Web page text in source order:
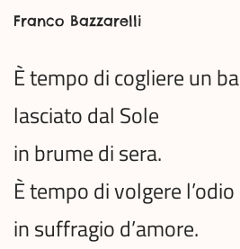
Franco Bazzarelli
È tempo di cogliere un
lasciato dal Sole
in brume di sera.
È tempo di volgere l’odio
in suffragio d’amore.